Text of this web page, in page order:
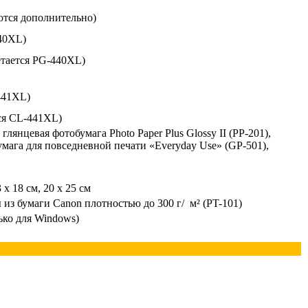
дополнительно)
PG-440XL)
CL-441XL)
фотобумага Photo Paper Plus Glossy II (PP-201),
для повседневной печати «Everyday Use» (GP-501),
x 18 см, 20 x 25 см
бумаги Canon плотностью до 300 г/ м² (PT-101)
для Windows)